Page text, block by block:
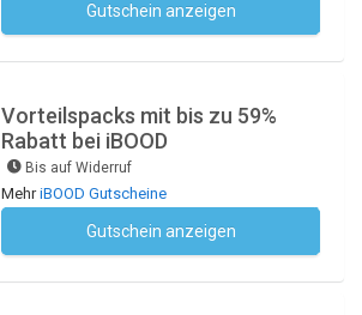
Gutschein anzeigen
Vorteilspacks mit bis zu 59%
Rabatt bei iBOOD
Bis auf Widerruf
MehriBOOD Gutscheine
Gutschein anzeigen